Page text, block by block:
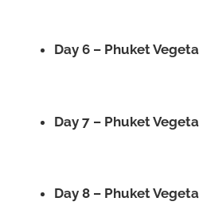
Day 6 – Phuket
Day 7 – Phuket
Day 8 – Phuket